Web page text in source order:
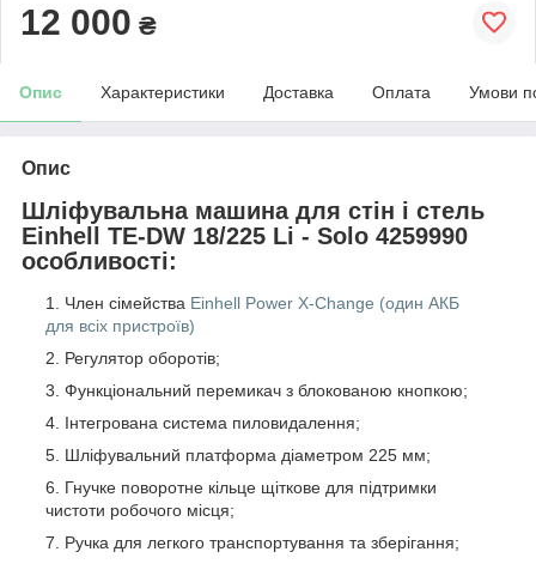
12 000 ₴
Опис Характеристики Доставка Оплата Умови
Опис
Шліфувальна машина для стін і стель
Einhell TE-DW 18/225 Li - Solo 4259990
особливості:
Член сімейства Einhell Power X-Change (один АКБ
для всіх пристроїв)
Регулятор оборотів;
Функціональний перемикач з блокованою кнопкою;
Інтегрована система пиловидалення;
Шліфувальний платформа діаметром 225 мм;
Гнучке поворотне кільце щіткове для підтримки
чистоти робочого місця;
Ручка для легкого транспортування та зберігання;